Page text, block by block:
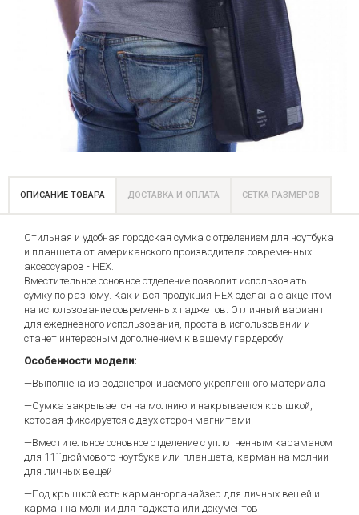
ОПИСАНИЕ ТОВАРА ДОСТАВКА И ОПЛАТА СЕТКА РАЗМЕРОВ
Стильная и удобная городская сумка с отделением для ноутбука
и планшета от американского производителя современных
аксессуаров - HEX.
Вместительное основное отделение позволит использовать
сумку по разному. Как и вся продукция HEX сделана с акцентом
на использование современных гаджетов. Отличный вариант
для ежедневного использования, проста в использовании и
станет интересным дополнением к вашему гардеробу.
Особенности модели:
—Выполнена из водонепроницаемого укрепленного материала
—Сумка закрывается на молнию и накрывается крышкой,
которая фиксируется с двух сторон магнитами
—Вместительное основное отделение с уплотненным караманом
для 11``дюймового ноутбука или планшета, карман на молнии
для личных вещей
—Под крышкой есть карман-органайзер для личных вещей и
карман на молнии для гаджета или документов